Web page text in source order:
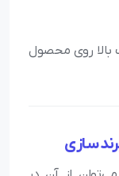
بالا روی محصول